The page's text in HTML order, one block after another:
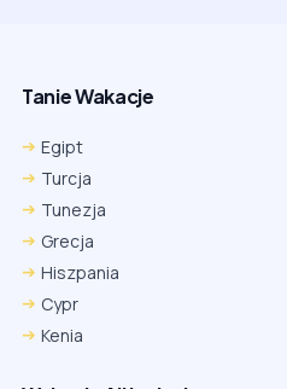
Tanie Wakacje
Egipt
Turcja
Tunezja
Grecja
Hiszpania
Cypr
Kenia